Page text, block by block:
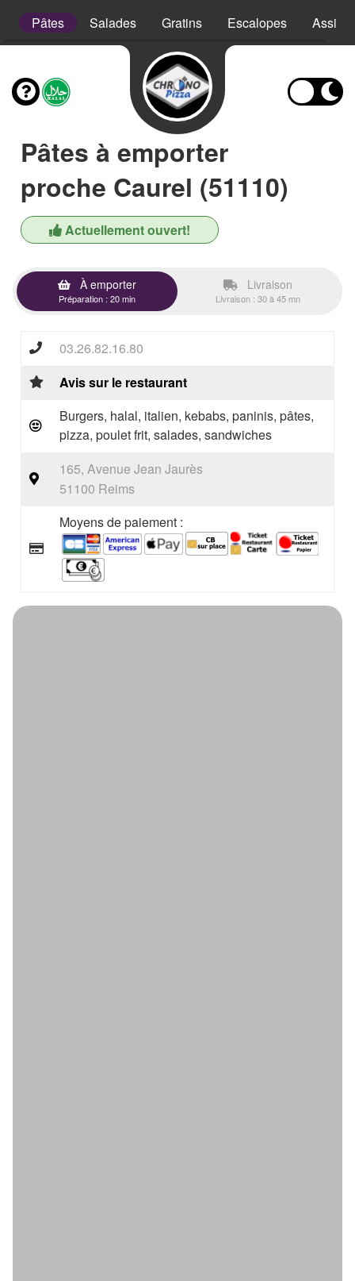
Pâtes Salades Gratins Escalopes
Pâtes à emporter
proche Caurel (51110)
Actuellement ouvert!
À emporter
Préparation : 20 min
Livraison
Livraison : 30 à 45 mn
03.26.82.16.80
Avis sur le restaurant
Burgers, halal, italien, kebabs, paninis, pâtes,
pizza, poulet frit, salades, sandwiches
165, Avenue Jean Jaurès
51100 Reims
Moyens de paiement :